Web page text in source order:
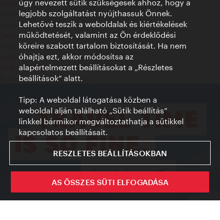
Kapcsolat
Credits
Adatvédelmi nyilatkozat
Terms of Use
Megközelíthetőség
Sajtókapcsolat
Sütik beállítása
© Copyright WienTourismus
úgy nevezett sütik szükségesek ahhoz, hogy a
legjobb szolgáltatást nyújthassuk Önnek.
Lehetővé teszik a weboldalak és kiértékelések
működtetését, valamint az Ön érdeklődési
köreire szabott tartalom biztosítását. Ha nem
óhajtja ezt, akkor módosítsa az
alapértelmezett beállításokat a „Részletes
beállítások“ alatt.
Tipp: A weboldal látogatása közben a
weboldal alján található „Sütik beállítás”
linkkel bármikor megváltoztathatja a sütikkel
kapcsolatos beállításait.
RESZLETES BEÁLLÍTÁSOKBAN
AS ÖSSZES SÜTI ELFOGADÁSA